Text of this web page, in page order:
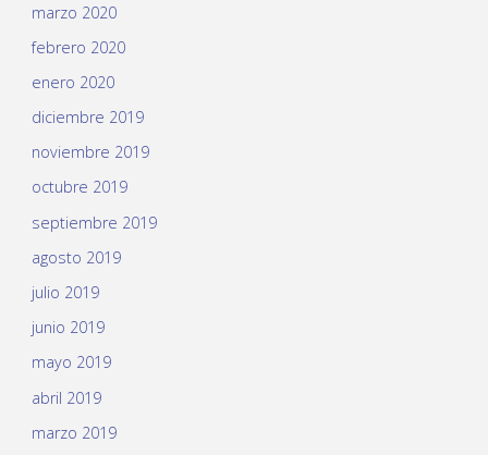
marzo 2020
febrero 2020
enero 2020
diciembre 2019
noviembre 2019
octubre 2019
septiembre 2019
agosto 2019
julio 2019
junio 2019
mayo 2019
abril 2019
marzo 2019